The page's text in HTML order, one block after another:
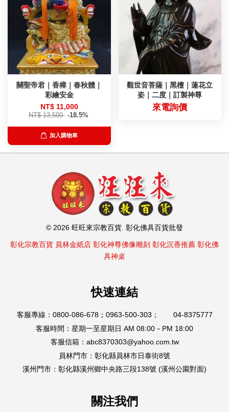
關聖帝君｜香樟｜春秋體｜
彩繪安金
NT$ 11,000
NT$ 13,500 -18.5%
加入購物車
觀世音菩薩｜黑檀｜蓮花立
姿｜二度｜訂製神尊
來電詢價
© 2026 旺旺來宗教百貨. 彰化佛具百貨批發
彰化宗教百貨 員林金紙店 彰化神尊佛像雕刻 彰化沉香推薦 彰化佛
具神桌
快速連結
客服專線：0800-086-678；0963-500-303； 04-8375777
客服時間：星期一至星期日 AM 08:00－PM 18:00
客服信箱：abc8370303@yahoo.com.tw
員林門市：彰化縣員林市日泰街8號
溪州門市：彰化縣溪州鄉中央路三段138號 (溪州公園對面)
關注我們